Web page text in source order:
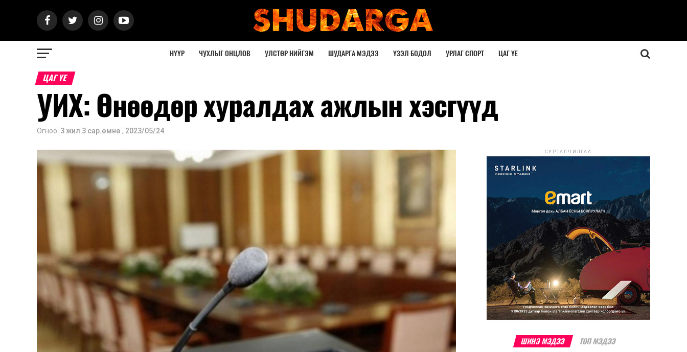
НҮҮР ЧУХЛЫГ ОНЦЛОВ УЛСТӨР НИЙГЭМ ШУДАРГА МЭДЭЭ ҮЗЭЛ БОДОЛ УРЛАГ СПОРТ ЦАГ ҮЕ
ЦАГ ҮЕ
УИХ: Өнөөдөр хуралдах ажлын хэсгүүд
Огноо: 3 жил 3 сар.өмнө , 2023/05/24
СУРТАЛЧИЛГАА
ШИНЭ МЭДЭЭ ТОП МЭДЭЭ